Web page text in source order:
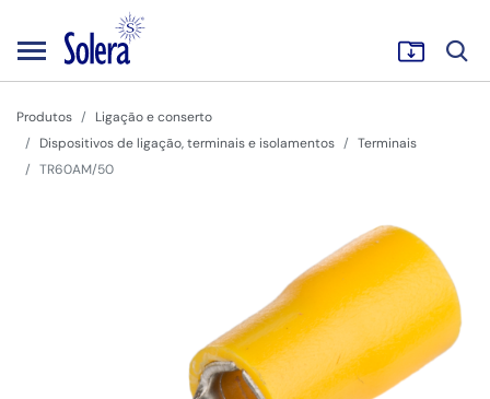
Produtos
Ligação e conserto
Dispositivos de ligação, terminais e isolamentos
Terminais
TR60AM/50